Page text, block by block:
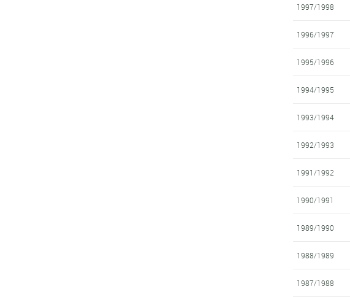
1997/1998
1996/1997
1995/1996
1994/1995
1993/1994
1992/1993
1991/1992
1990/1991
1989/1990
1988/1989
1987/1988